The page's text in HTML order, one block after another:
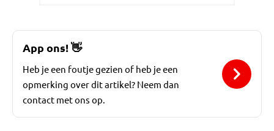
App ons!👋
Heb je een foutje gezien of heb je een
opmerking over dit artikel? Neem dan
contact met ons op.